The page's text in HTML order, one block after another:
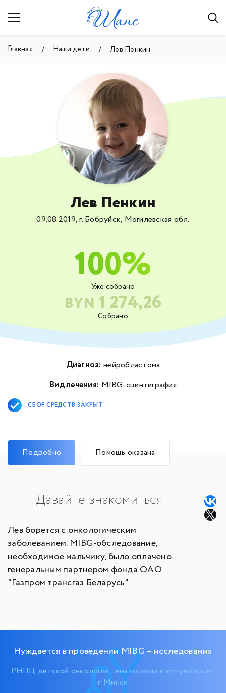
Главная Наши дети Лев Пенкин
Собрано
BYN 1 274,26
Уже собрано
100%
Лев Пенкин
09.08.2019, г. Бобруйск, Могилевская обл.
Диагноз: нейробластома
Вид лечения: MIBG-сцинтиграфия
СБОР СРЕДСТВ ЗАКРЫТ
Подробно Помощь оказана
Давайте знакомиться
Лев борется с онкологическим
заболеванием. MIBG-обследование,
необходимое мальчику, было оплачено
генеральным партнером фонда ОАО
"Газпром трансгаз Беларусь".
Нуждается в проведении MIBG – исследования
РНПЦ детской онкологии, гематологии и иммунологии,
г. Минск